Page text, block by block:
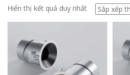
Hiển thị kết quả duy nhất